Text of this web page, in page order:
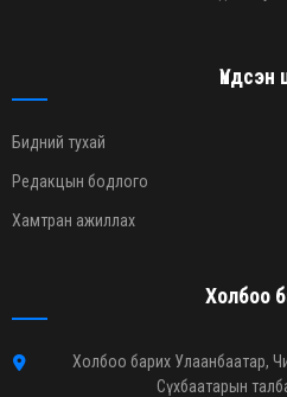
Үндсэн
Бидний тухай
Редакцын бодлого
Хамтран ажиллах
Холбоо
Холбоо барих Улаанбаатар,
Сүхбаатарын